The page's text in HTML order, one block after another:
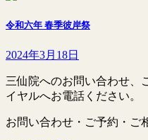
令和六年 春季彼岸祭
2024年3月18日
三仙院へのお問い合わせ、
イヤルへお電話ください。
お問い合わせ・ご予約・ご